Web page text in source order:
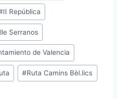
II República
Serranos
de Valencia
#Ruta Camins Bèl.lics